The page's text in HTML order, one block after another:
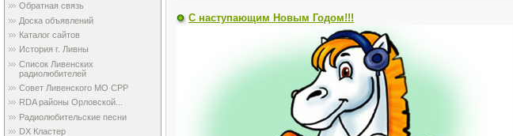
Обратная связь
Доска объявлений
Каталог сайтов
История г. Ливны
Список Ливенских
радиолюбителей
Совет Ливенского МО СРР
RDA районы Орловской...
Радиолюбительские песни
DX Кластер
С наступающим Новым Годом!!!